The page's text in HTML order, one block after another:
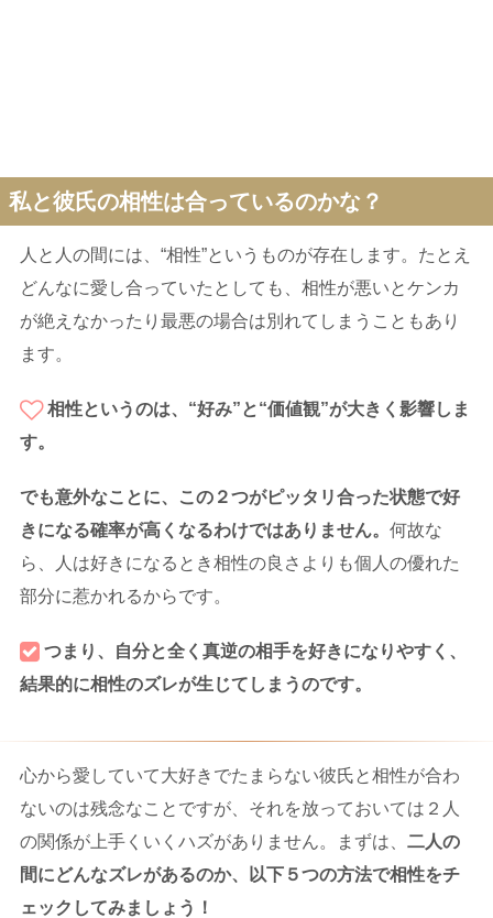
私と彼氏の相性は合っているのかな？
人と人の間には、“相性”というものが存在します。たとえ
どんなに愛し合っていたとしても、相性が悪いとケンカ
が絶えなかったり最悪の場合は別れてしまうこともあり
ます。
相性というのは、“好み”と“価値観”が大きく影響しま
す。
でも意外なことに、この２つがピッタリ合った状態で好
きになる確率が高くなるわけではありません。 何故な
ら、人は好きになるとき相性の良さよりも個人の優れた
部分に惹かれるからです。
つまり、自分と全く真逆の相手を好きになりやすく、
結果的に相性のズレが生じてしまうのです。
心から愛していて大好きでたまらない彼氏と相性が合わ
ないのは残念なことですが、それを放っておいては２人
の関係が上手くいくハズがありません。まずは、 二人の
間にどんなズレがあるのか、以下５つの方法で相性をチ
ェックしてみましょう！